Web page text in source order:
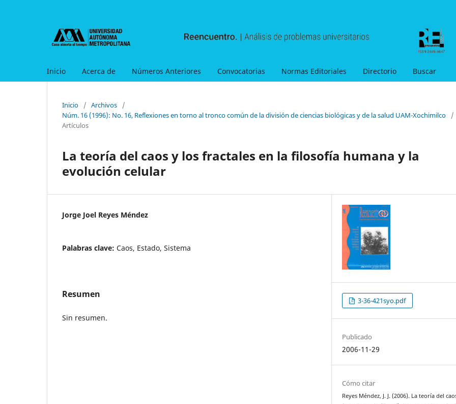
Inicio Acerca de Números Anteriores Convocatorias Normas Editoriales Directorio Buscar
Inicio / Archivos
/
Núm. 16 (1996): No. 16, Reflexiones en torno al tronco común de la división de ciencias biológicas y de la salud UAM-Xochimilco
/
Artículos
La teoría del caos y los fractales en la filosofía humana y la
evolución celular
Jorge Joel Reyes Méndez
Palabras clave: Caos, Estado, Sistema
Resumen
Sin resumen.
3-36-421syo.pdf
Publicado
2006-11-29
Cómo citar
Reyes Méndez, J. J. (2006). La teoría del